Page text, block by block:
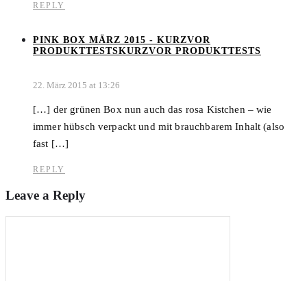
REPLY
PINK BOX MÄRZ 2015 - KURZVOR
PRODUKTTESTSKURZVOR PRODUKTTESTS
22. März 2015 at 13:26
[…] der grünen Box nun auch das rosa Kistchen – wie
immer hübsch verpackt und mit brauchbarem Inhalt (also
fast […]
REPLY
Leave a Reply